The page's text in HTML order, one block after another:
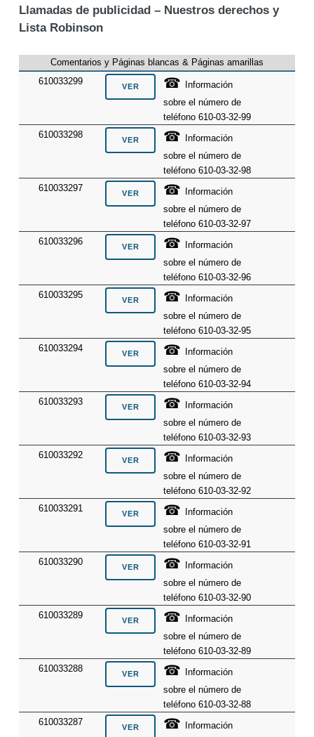
Llamadas de publicidad – Nuestros derechos y
Lista Robinson
Comentarios y Páginas blancas & Páginas amarillas
610033299
☎ Información
sobre el número de
teléfono 610-03-32-99
610033298
☎ Información
sobre el número de
teléfono 610-03-32-98
610033297
☎ Información
sobre el número de
teléfono 610-03-32-97
610033296
☎ Información
sobre el número de
teléfono 610-03-32-96
610033295
☎ Información
sobre el número de
teléfono 610-03-32-95
610033294
☎ Información
sobre el número de
teléfono 610-03-32-94
610033293
☎ Información
sobre el número de
teléfono 610-03-32-93
610033292
☎ Información
sobre el número de
teléfono 610-03-32-92
610033291
☎ Información
sobre el número de
teléfono 610-03-32-91
610033290
☎ Información
sobre el número de
teléfono 610-03-32-90
610033289
☎ Información
sobre el número de
teléfono 610-03-32-89
610033288
☎ Información
sobre el número de
teléfono 610-03-32-88
610033287
☎ Información